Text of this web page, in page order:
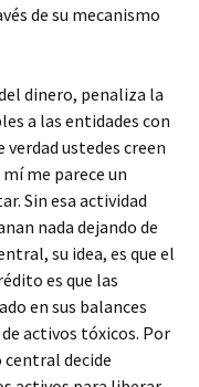
de su mecanismo
dinero, penaliza la
a las entidades con
verdad ustedes creen
me parece un
Sin esa actividad
nada dejando de
su idea, es que el
es que las
en sus balances
activos tóxicos. Por
central decide